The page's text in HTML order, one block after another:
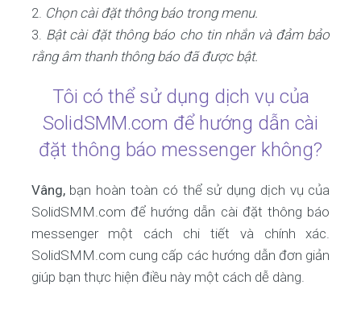
Chọn cài đặt thông báo trong menu.
Bật cài đặt thông báo cho tin nhắn và đảm bảo
rằng âm thanh thông báo đã được bật.
Tôi có thể sử dụng dịch vụ của
SolidSMM.com để hướng dẫn cài
đặt thông báo messenger không?
Vâng,bạn hoàn toàn có thể sử dụng dịch vụ của
SolidSMM.com để hướng dẫn cài đặt thông báo
messenger một cách chi tiết và chính xác.
SolidSMM.com cung cấp các hướng dẫn đơn giản
giúp bạn thực hiện điều này một cách dễ dàng.